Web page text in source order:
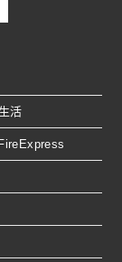
活